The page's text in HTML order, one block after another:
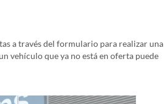
a través del formulario para realizar una
vehículo que ya no está en oferta puede